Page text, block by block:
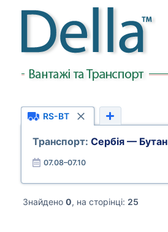
RS-BT
Транспорт: Сербія — Бутан
07.08–07.10
Знайдено 0, на сторінці: 25